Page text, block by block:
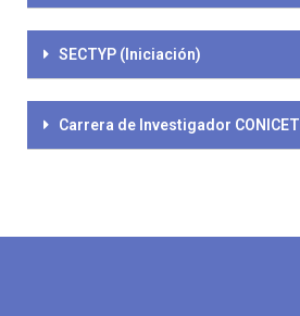
SECTYP (Iniciación)
Carrera de Investigador CONICET